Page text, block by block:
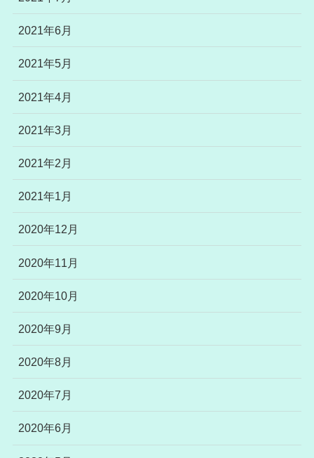
2021年6月
2021年5月
2021年4月
2021年3月
2021年2月
2021年1月
2020年12月
2020年11月
2020年10月
2020年9月
2020年8月
2020年7月
2020年6月